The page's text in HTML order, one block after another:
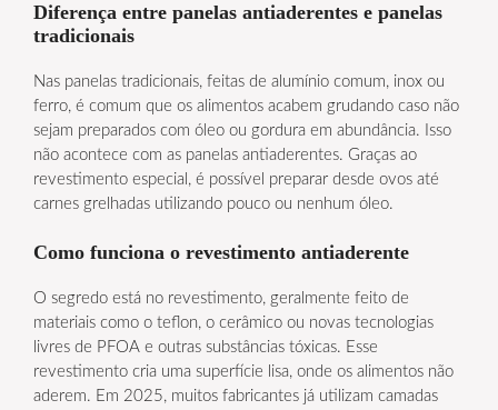
Diferença entre panelas antiaderentes e panelas
tradicionais
Nas panelas tradicionais, feitas de alumínio comum, inox ou
ferro, é comum que os alimentos acabem grudando caso não
sejam preparados com óleo ou gordura em abundância. Isso
não acontece com as panelas antiaderentes. Graças ao
revestimento especial, é possível preparar desde ovos até
carnes grelhadas utilizando pouco ou nenhum óleo.
Como funciona o revestimento antiaderente
O segredo está no revestimento, geralmente feito de
materiais como o teflon, o cerâmico ou novas tecnologias
livres de PFOA e outras substâncias tóxicas. Esse
revestimento cria uma superfície lisa, onde os alimentos não
aderem. Em 2025, muitos fabricantes já utilizam camadas